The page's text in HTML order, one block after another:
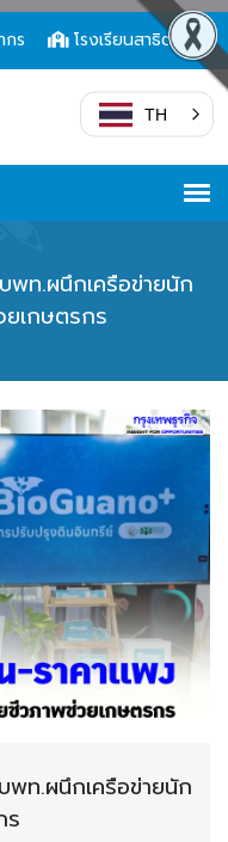
กร โรงเรียนสาธิต
TH
ท.ผนึกเครือข่ายนัก
เกษตรกร
ท.ผนึกเครือข่ายนัก
ร